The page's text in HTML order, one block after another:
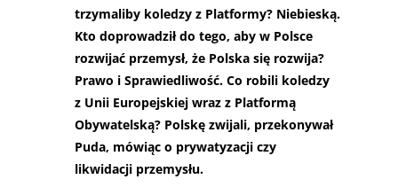
trzymaliby koledzy z Platformy? Niebieską.
Kto doprowadził do tego, aby w Polsce
rozwijać przemysł, że Polska się rozwija?
Prawo i Sprawiedliwość. Co robili koledzy
z Unii Europejskiej wraz z Platformą
Obywatelską? Polskę zwijali, przekonywał
Puda, mówiąc o prywatyzacji czy
likwidacji przemysłu.